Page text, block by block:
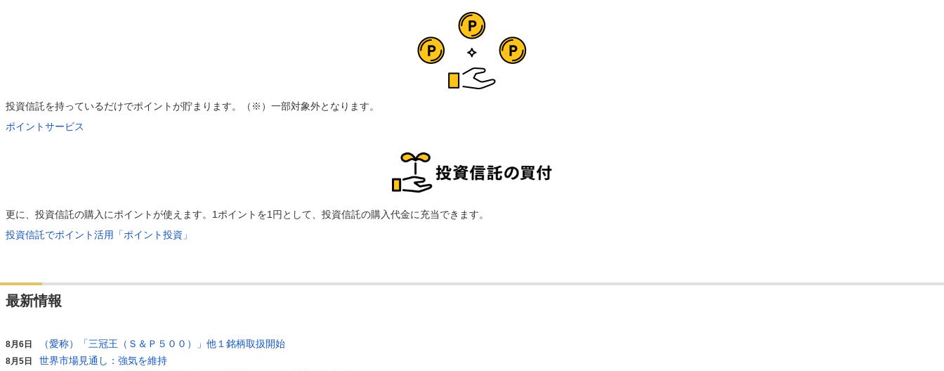
投資信託を持っているだけでポイントが貯まります。（※）一部対象外となります。
ポイントサービス
更に、投資信託の購入にポイントが使えます。1ポイントを1円として、投資信託の購入代金に充当できます。
投資信託でポイント活用「ポイント投資」
最新情報
8月6日 （愛称）「三冠王（Ｓ＆Ｐ５００）」他１銘柄取扱開始
8月5日 世界市場見通し：強気を維持